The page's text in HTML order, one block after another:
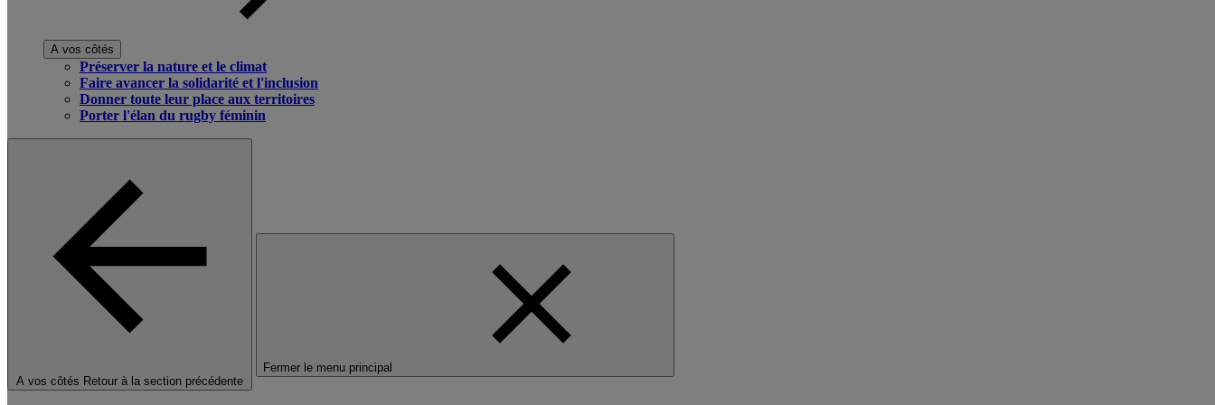
A vos côtés
Préserver la nature et le climat
Faire avancer la solidarité et l'inclusion
Donner toute leur place aux territoires
Porter l'élan du rugby féminin
A vos côtés Retour à la section précédente
Fermer le menu principal